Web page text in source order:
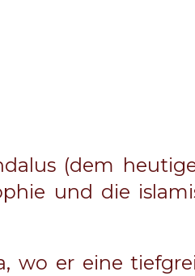
(dem
und die
wo er eine